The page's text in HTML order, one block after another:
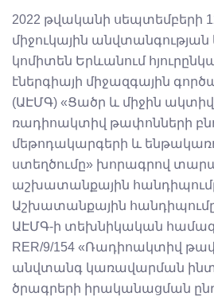
2022 թվականի սեպտեմբերի
միջուկային
կոմիտեն Երևանում
էներգիայի միջազգային
(ԱԷՄԳ) «Ցածր և միջին
ռադիոակտիվ թափոնների
մեթոդակարգերի և
ստեղծումը» խորագրով
աշխատանքային
Աշխատանքային
ԱԷՄԳ-ի տեխնիկական
RER/9/154 «Ռադիոակտիվ
անվտանգ կառավարման
ծրագրերի իրականացման